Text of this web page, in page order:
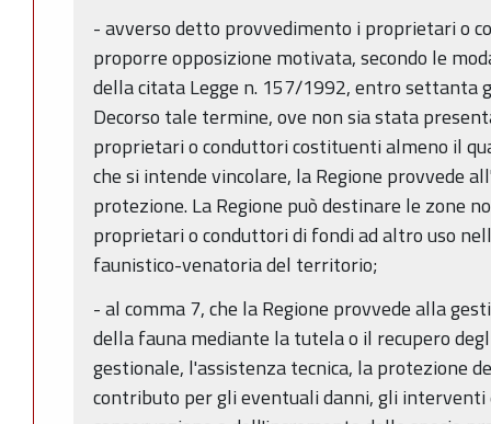
- avverso detto provvedimento i proprietari o
proporre opposizione motivata, secondo le
della citata Legge n. 157/1992, entro settanta
Decorso tale termine, ove non sia stata
proprietari o conduttori costituenti almeno il
che si intende vincolare, la Regione provvede
protezione. La Regione può destinare le zone
proprietari o conduttori di fondi ad altro uso
faunistico-venatoria del territorio;
- al comma 7, che la Regione provvede alla
della fauna mediante la tutela o il recupero
gestionale, l'assistenza tecnica, la protezione
contributo per gli eventuali danni, gli interventi